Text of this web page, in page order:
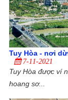
Tuy Hòa - nơi
7-11-2021
Tuy Hòa được ví
hoang sơ...